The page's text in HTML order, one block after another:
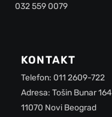
032 559 0079
KONTAKT
Telefon: 011 2609-722
Adresa: Tošin Bunar 164
11070 Novi Beograd